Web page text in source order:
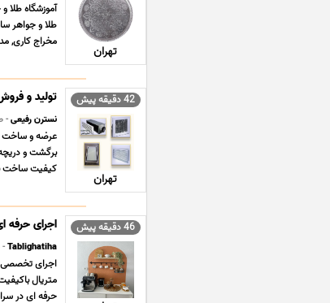
تهران
طلا و جواهر
مخراج کاری,
42 دقیقه پیش
تهران
تولید و
نسترن رفیعی-
عرضه و ساخت
برگشت و
کیفیت ساخت
46 دقیقه پیش اجرای حرفه
Tablighatiha
اجرای تخصصی
متریال
حرفه ای در